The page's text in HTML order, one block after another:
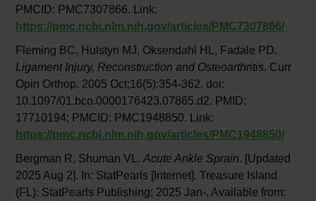
PMCID: PMC7307866. Link:
https://pmc.ncbi.nlm.nih.gov/articles/PMC7307866/
Fleming BC, Hulstyn MJ, Oksendahl HL, Fadale PD.
Ligament Injury, Reconstruction and Osteoarthritis. Curr
Opin Orthop. 2005 Oct;16(5):354-362. doi:
10.1097/01.bco.0000176423.07865.d2. PMID:
17710194; PMCID: PMC1948850. Link:
https://pmc.ncbi.nlm.nih.gov/articles/PMC1948850/
Bergman R, Shuman VL. Acute Ankle Sprain. [Updated
2025 Aug 2]. In: StatPearls [Internet]. Treasure Island
(FL): StatPearls Publishing; 2025 Jan-. Available from: